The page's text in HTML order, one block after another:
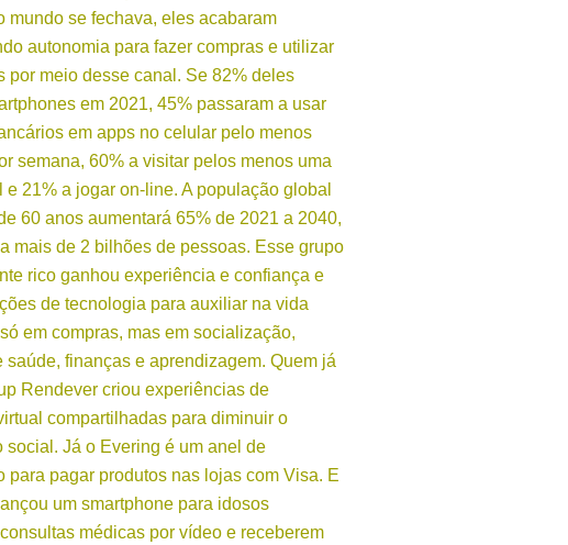
mundo se fechava, eles acabaram
autonomia para fazer compras e utilizar
por meio desse canal. Se 82% deles
em 2021, 45% passaram a usar
em apps no celular pelo menos
semana, 60% a visitar pelos menos uma
e 21% a jogar on-line. A população global
60 anos aumentará 65% de 2021 a 2040,
mais de 2 bilhões de pessoas. Esse grupo
rico ganhou experiência e confiança e
de tecnologia para auxiliar na vida
em compras, mas em socialização,
saúde, finanças e aprendizagem. Quem já
Rendever criou experiências de
compartilhadas para diminuir o
social. Já o Evering é um anel de
para pagar produtos nas lojas com Visa. E
um smartphone para idosos
médicas por vídeo e receberem